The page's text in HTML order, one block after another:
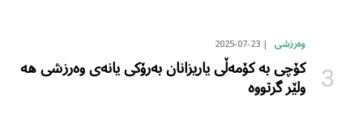
وەرزشی 2025-07-23
کۆچی بە کۆمەڵی یاریزانان بەرۆکی یانەی وەرزشی هە
ولێر گرتووە